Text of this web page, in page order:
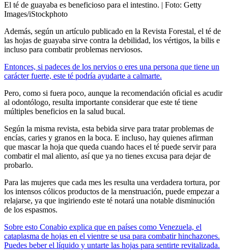
El té de guayaba es beneficioso para el intestino. | Foto: Getty
Images/iStockphoto
Además, según un artículo publicado en la Revista Forestal, el té de
las hojas de guayaba sirve contra la debilidad, los vértigos, la bilis e
incluso para combatir problemas nerviosos.
Entonces, si padeces de los nervios o eres una persona que tiene un
carácter fuerte, este té podría ayudarte a calmarte.
Pero, como si fuera poco, aunque la recomendación oficial es acudir
al odontólogo, resulta importante considerar que este té tiene
múltiples beneficios en la salud bucal.
Según la misma revista, esta bebida sirve para tratar problemas de
encías, caries y granos en la boca. E incluso, hay quienes afirman
que mascar la hoja que queda cuando haces el té puede servir para
combatir el mal aliento, así que ya no tienes excusa para dejar de
probarlo.
Para las mujeres que cada mes les resulta una verdadera tortura, por
los intensos cólicos productos de la menstruación, puede empezar a
relajarse, ya que ingiriendo este té notará una notable disminución
de los espasmos.
Sobre esto Conabio explica que en países como Venezuela, el
cataplasma de hojas en el vientre se usa para combatir hinchazones.
Puedes beber el líquido y untarte las hojas para sentirte revitalizada.